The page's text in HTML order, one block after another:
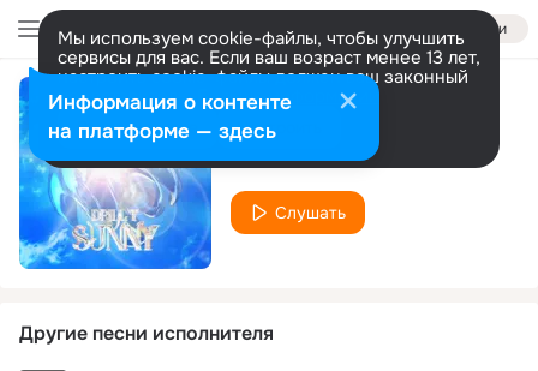
Войти
Мы используем cookie-файлы, чтобы улучшить
сервисы для вас. Если ваш возраст менее 13 лет,
настроить cookie-файлы должен ваш законный
представитель. Больше информации
Разрешить все Настроить
SUNNY
DRILL T
Слушать
Другие песни исполнителя
Информация о контенте
на платформе — здесь